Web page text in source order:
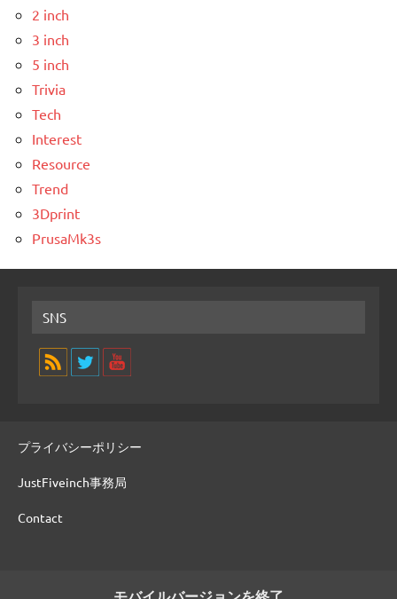
2 inch
3 inch
5 inch
Trivia
Tech
Interest
Resource
Trend
3Dprint
PrusaMk3s
SNS
プライバシーポリシー
JustFiveinch事務局
Contact